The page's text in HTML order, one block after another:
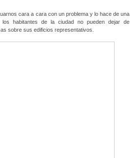
cara a cara con un problema y lo hace de una
habitantes de la ciudad no pueden dejar de
sobre sus edificios representativos.